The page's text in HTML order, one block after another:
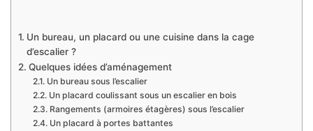
Un bureau, un placard ou une cuisine dans la cage
d’escalier ?
Quelques idées d’aménagement
Un bureau sous l’escalier
Un placard coulissant sous un escalier en bois
Rangements (armoires étagères) sous l’escalier
Un placard à portes battantes